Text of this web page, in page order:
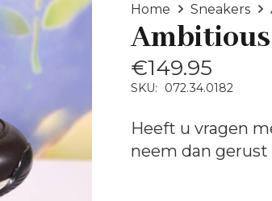
Home Sneakers
Ambitious
€149.95
SKU: 072.34.0182
Heeft u vragen
neem dan gerust